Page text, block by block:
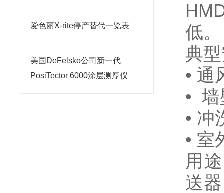
爱色丽X-rite停产替代一览表
美国DeFelsko公司新一代
PosiTector 6000涂层测厚仪
低。
典
• 通
• 墙
• 冲
• 室
用
送